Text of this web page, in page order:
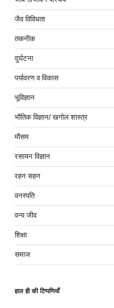
जैव विविधता
तकनीक
दुर्घटना
पर्यावरण व विकास
भूविज्ञान
भौतिक विज्ञान/ खगोल शास्त्र
मौसम
रसायन विज्ञान
रहन सहन
वनस्पति
वन्य जीव
शिक्षा
समाज
हाल ही की टिप्पणियाँ